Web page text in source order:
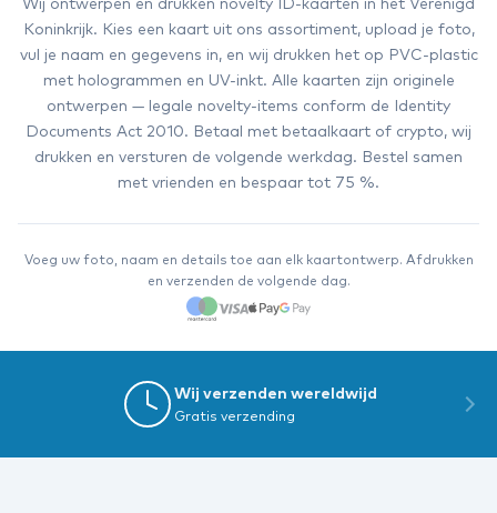
Wij ontwerpen en drukken novelty ID-kaarten in het Verenigd
Koninkrijk. Kies een kaart uit ons assortiment, upload je foto,
vul je naam en gegevens in, en wij drukken het op PVC-plastic
met hologrammen en UV-inkt. Alle kaarten zijn originele
ontwerpen — legale novelty-items conform de Identity
Documents Act 2010. Betaal met betaalkaart of crypto, wij
drukken en versturen de volgende werkdag. Bestel samen
met vrienden en bespaar tot 75 %.
Voeg uw foto, naam en details toe aan elk kaartontwerp. Afdrukken
en verzenden de volgende dag.
Wij verzenden wereldwijd
Gratis verzending